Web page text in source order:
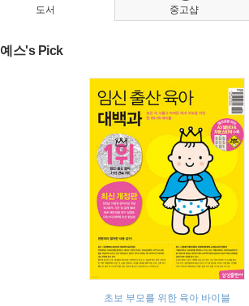
도서
예스's Pick
초보 부모를 위한 육아 바이블
중고샵